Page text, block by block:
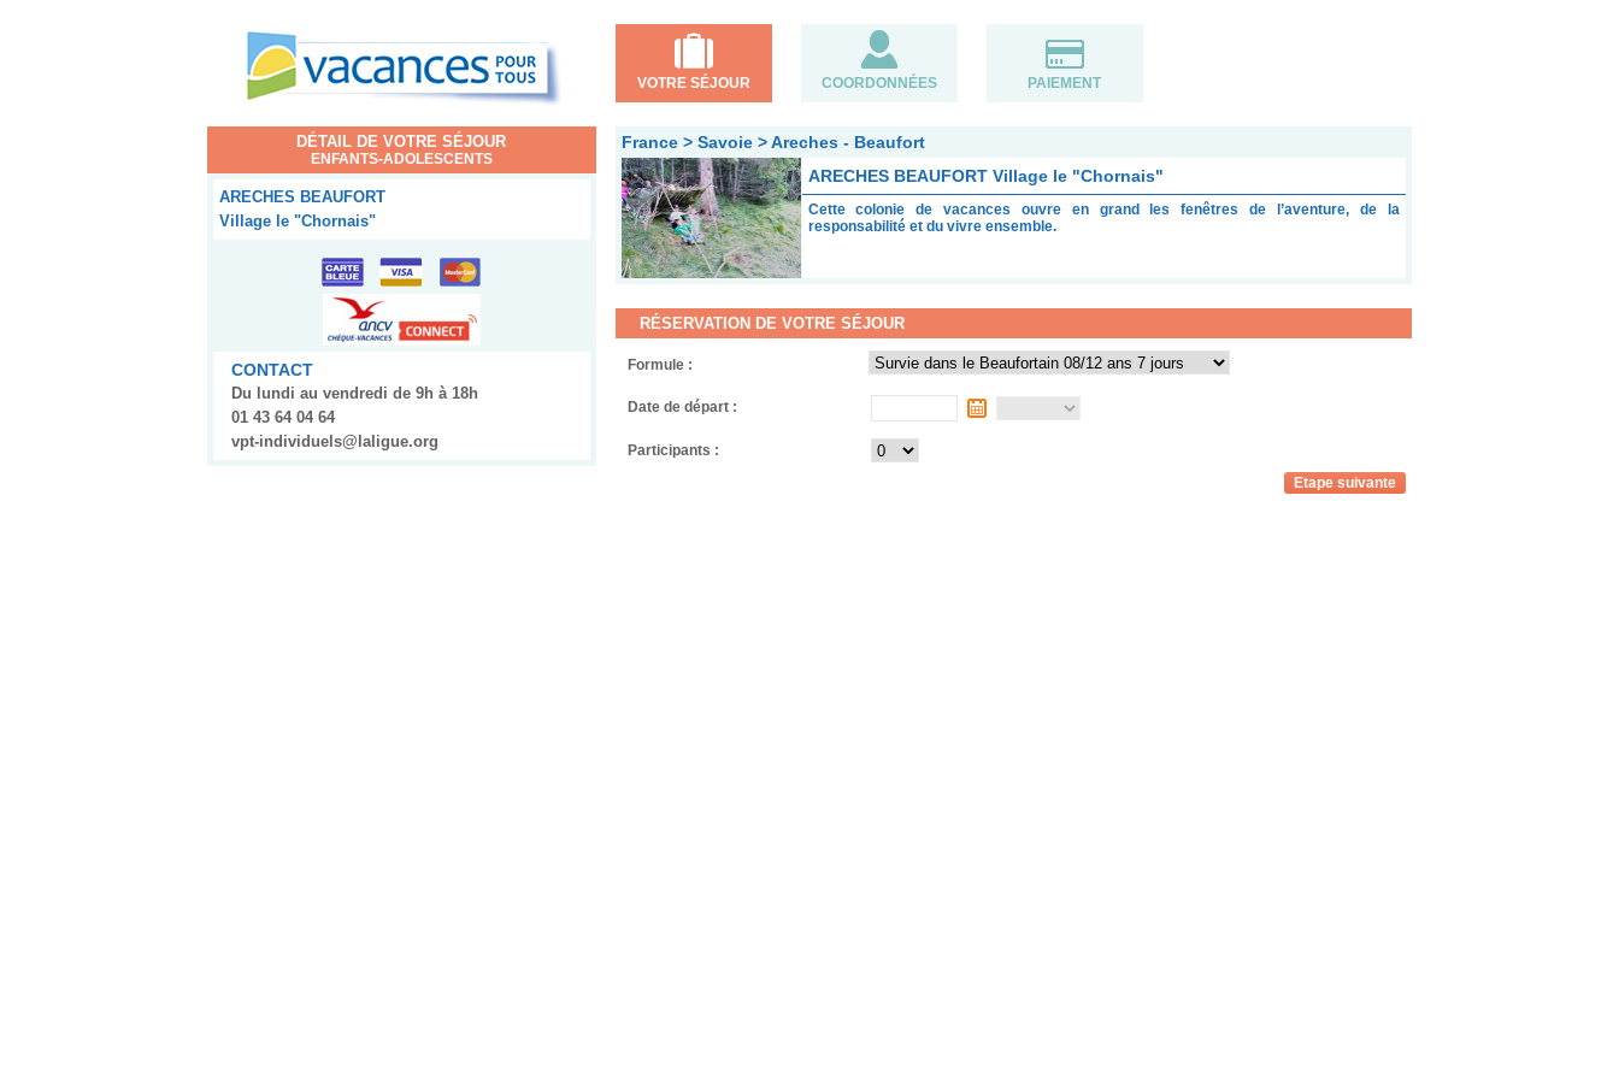
VOTRE SÉJOUR COORDONNÉES PAIEMENT
DÉTAIL DE VOTRE SÉJOUR
ENFANTS-ADOLESCENTS
ARECHES BEAUFORT
Village le "Chornais"
CONTACT
Du lundi au vendredi de 9h à 18h
01 43 64 04 64
vpt-individuels@laligue.org
France > Savoie > Areches - Beaufort
ARECHES BEAUFORT Village le "Chornais"
Cette colonie de vacances ouvre en grand les fenêtres de l’aventure, de la
responsabilité et du vivre ensemble.
RÉSERVATION DE VOTRE SÉJOUR
Formule :
Date de départ :
Participants :